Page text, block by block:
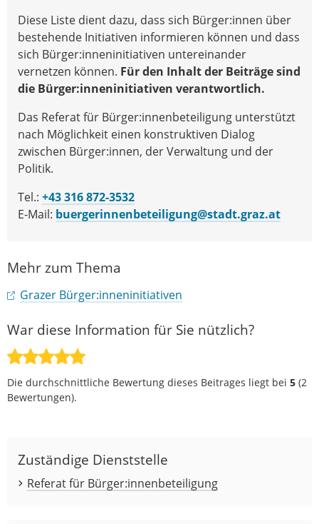
Diese Liste dient dazu, dass sich Bürger:innen über
bestehende Initiativen informieren können und dass
sich Bürger:inneninitiativen untereinander
vernetzen können. Für den Inhalt der Beiträge sind
die Bürger:inneninitiativen verantwortlich.
Das Referat für Bürger:innenbeteiligung unterstützt
nach Möglichkeit einen konstruktiven Dialog
zwischen Bürger:innen, der Verwaltung und der
Politik.
Tel.: +43 316 872-3532
E-Mail: buergerinnenbeteiligung@stadt.graz.at
Mehr zum Thema
Grazer Bürger:inneninitiativen
War diese Information für Sie nützlich?
Die durchschnittliche Bewertung dieses Beitrages liegt bei 5 (2
Bewertungen).
Zuständige Dienststelle
Referat für Bürger:innenbeteiligung